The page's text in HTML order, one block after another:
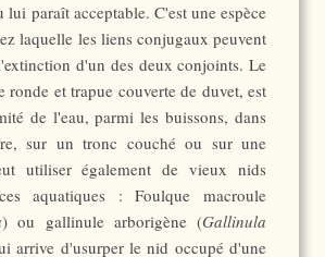
lui paraît acceptable. C'est une espèce
laquelle les liens conjugaux peuvent
d'un des deux conjoints. Le
ronde et trapue couverte de duvet, est
de l'eau, parmi les buissons, dans
sur un tronc couché ou sur une
utiliser également de vieux nids
aquatiques : Foulque macroule
) ou gallinule arborigène (Gallinula
arrive d'usurper le nid occupé d'une